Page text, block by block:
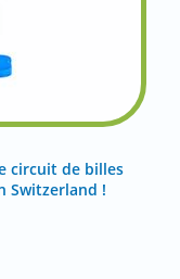
circuit de billes
Switzerland !